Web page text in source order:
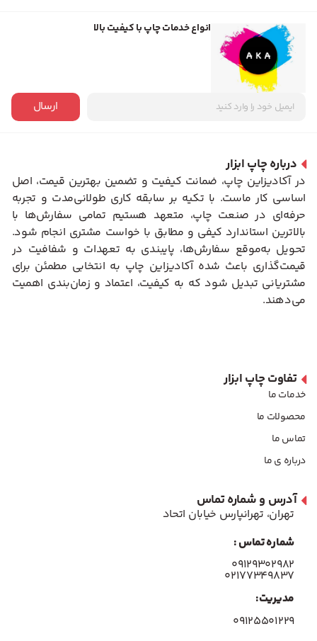
انواع خدمات چاپ با کیفیت بالا
ارسال
درباره چاپ ابزار
در آکادیزاین چاپ، ضمانت کیفیت و تضمین بهترین قیمت، اصل
اساسی کار ماست. با تکیه بر سابقه کاری طولانی‌مدت و تجربه
حرفه‌ای در صنعت چاپ، متعهد هستیم تمامی سفارش‌ها با
بالاترین استاندارد کیفی و مطابق با خواست مشتری انجام شود.
تحویل به‌موقع سفارش‌ها، پایبندی به تعهدات و شفافیت در
قیمت‌گذاری باعث شده آکادیزاین چاپ به انتخابی مطمئن برای
مشتریانی تبدیل شود که به کیفیت، اعتماد و زمان‌بندی اهمیت
می‌دهند.
تفاوت چاپ ابزار
خدمات ما
محصولات ما
تماس ما
درباره ی ما
آدرس و شماره تماس
تهران، تهرانپارس خیابان اتحاد
شماره تماس :
۰۹۱۲۹۳۰۲۹۸۲
۰۲۱۷۷۳۴۹۸۳۷
مدیریت:
۰۹۱۲۵۵۰۱۲۲۹